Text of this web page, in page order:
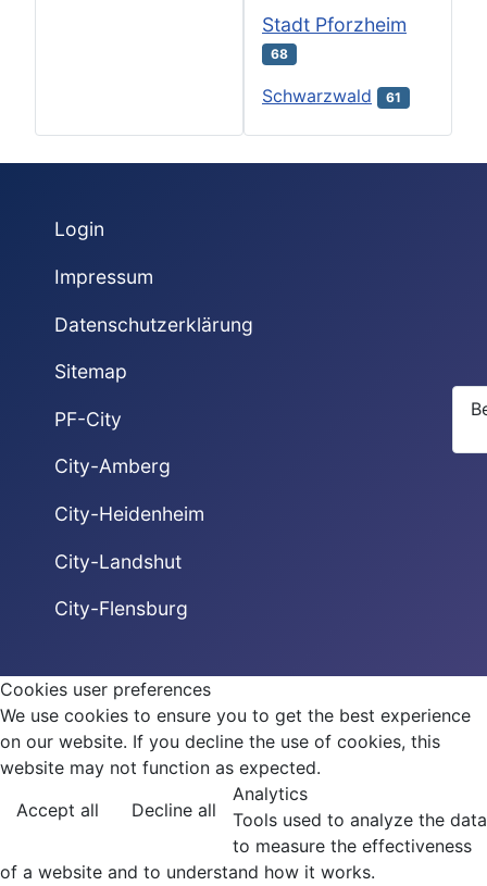
Stadt Pforzheim
68
Schwarzwald 61
Login
Impressum
Datenschutzerklärung
Sitemap
PF-City
City-Amberg
City-Heidenheim
City-Landshut
City-Flensburg
Cookies user preferences
We use cookies to ensure you to get the best experience
on our website. If you decline the use of cookies, this
website may not function as expected.
Accept all
Decline all
Analytics
Tools used to analyze the data
to measure the effectiveness
of a website and to understand how it works.